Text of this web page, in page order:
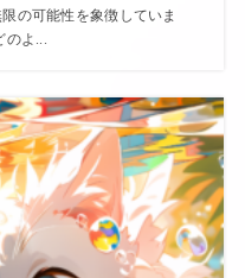
の可能性を象徴していま
よ...